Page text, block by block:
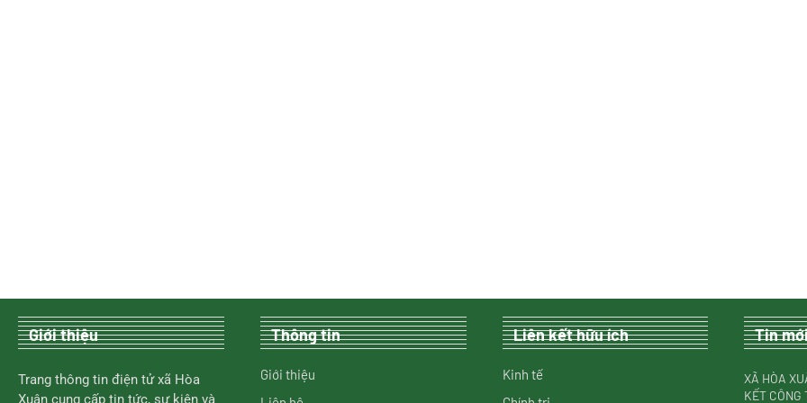
Giới thiệu
Trang thông tin điện tử xã Hòa
Xuân cung cấp tin tức, sự kiện và
Thông tin
Giới thiệu
Liên kết hữu ích
Kinh tế
Tin
XÃ HÒA
KẾT CÔNG